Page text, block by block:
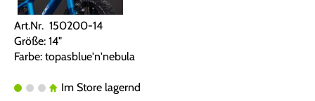
Art.Nr. 150200-14
Größe: 14"
Farbe: topasblue'n'nebula
Im Store lagernd